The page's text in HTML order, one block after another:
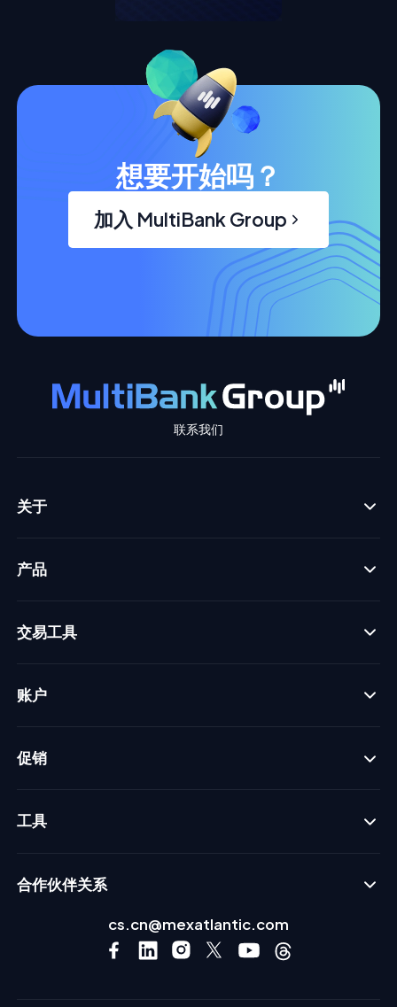
想要开始吗？
加入 MultiBank Group
联系我们
关于
产品
交易工具
账户
促销
工具
合作伙伴关系
cs.cn@mexatlantic.com